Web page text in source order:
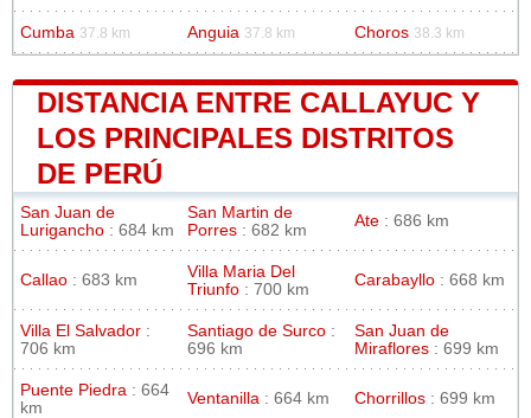
Cumba 37.8 km Anguia 37.8 km Choros 38.3 km
DISTANCIA ENTRE CALLAYUC Y
LOS PRINCIPALES DISTRITOS
DE PERÚ
San Juan de
Lurigancho : 684 km
San Martin de
Porres : 682 km
Ate : 686 km
Callao : 683 km
Villa Maria Del
Triunfo : 700 km
Carabayllo : 668 km
Villa El Salvador :
706 km
Santiago de Surco :
696 km
San Juan de
Miraflores : 699 km
Puente Piedra : 664
km
Ventanilla : 664 km Chorrillos : 699 km